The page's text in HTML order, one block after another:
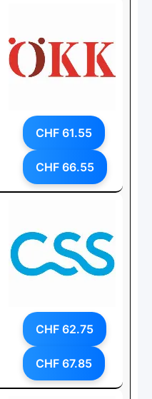
CHF 61.55
CHF 66.55
CHF 62.75
CHF 67.85